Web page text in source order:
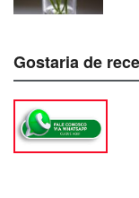
Gostaria de